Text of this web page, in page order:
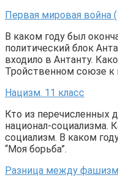
Первая мировая война
В каком году был
политический блок
входило в Антанту.
Тройственном союзе к
Нацизм. 11 класс
Кто из перечисленных
национал-социализма.
социализм. В каком
“Моя борьба”.
Разница между